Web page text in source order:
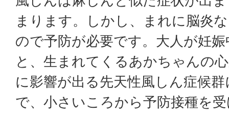
まります。しかし、まれに脳炎
ので予防が必要です。大人が妊
と、生まれてくるあかちゃんの
に影響が出る先天性風しん症候
で、小さいころから予防接種を